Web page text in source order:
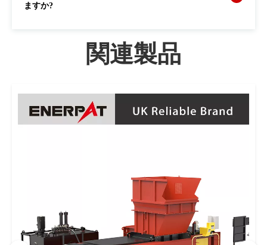
ますか?
関連製品